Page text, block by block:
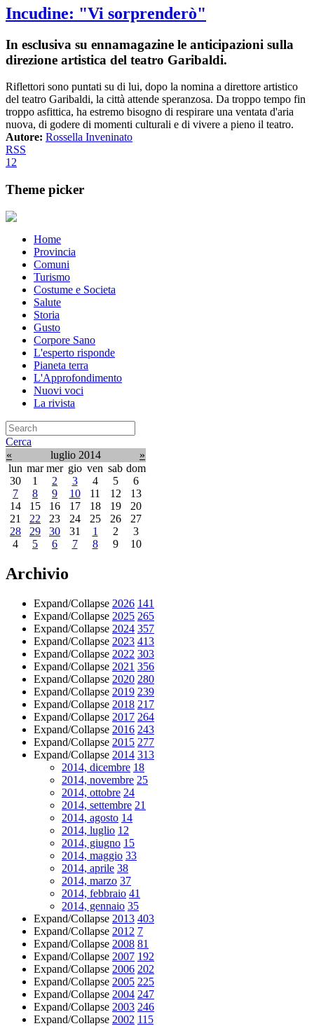
Incudine: "Vi sorprenderò"
In esclusiva su ennamagazine le anticipazioni sulla
direzione artistica del teatro Garibaldi.
Riflettori sono puntati su di lui, dopo la nomina a direttore artistico
del teatro Garibaldi, la città attende speranzosa. Da troppo tempo fin
troppo asfittica, ha estremo bisogno di respirare una ventata d'aria
nuova, di godere di momenti culturali e di vivere a pieno il teatro.
Autore: Rossella Inveninato
RSS
12
Theme picker
Home
Provincia
Comuni
Turismo
Costume e Societa
Salute
Storia
Gusto
Corpore Sano
L'esperto risponde
Pianeta terra
L'Approfondimento
Nuovi voci
La rivista
Cerca
«
luglio 2014
»
lun mar mer gio ven sab dom
30
1 2 3 4 5
6
7
8 9 10 11 12
13
14
15 16 17 18 19
20
21
22 23 24 25 26
27
28
29 30 31 1 2
3
4
5 6 7 8 9 10
Archivio
Expand/Collapse 2026 141
Expand/Collapse 2025 265
Expand/Collapse 2024 357
Expand/Collapse 2023 413
Expand/Collapse 2022 303
Expand/Collapse 2021 356
Expand/Collapse 2020 280
Expand/Collapse 2019 239
Expand/Collapse 2018 217
Expand/Collapse 2017 264
Expand/Collapse 2016 243
Expand/Collapse 2015 277
Expand/Collapse 2014 313
2014, dicembre 18
2014, novembre 25
2014, ottobre 24
2014, settembre 21
2014, agosto 14
2014, luglio 12
2014, giugno 15
2014, maggio 33
2014, aprile 38
2014, marzo 37
2014, febbraio 41
2014, gennaio 35
Expand/Collapse 2013 403
Expand/Collapse 2012 7
Expand/Collapse 2008 81
Expand/Collapse 2007 192
Expand/Collapse 2006 202
Expand/Collapse 2005 225
Expand/Collapse 2004 247
Expand/Collapse 2003 246
Expand/Collapse 2002 115